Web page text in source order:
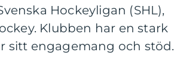
Hockeyligan (SHL),
Klubben har en stark
sitt engagemang och stöd.